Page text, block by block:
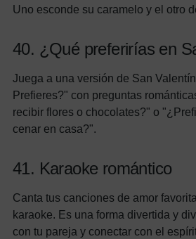
Uno esconde su caramelo y el otro
40. ¿Qué preferirías en
Juega a una versión de San
Prefieres?" con preguntas
recibir flores o chocolates?" o
cenar en casa?".
41. Karaoke romántico
Canta tus canciones de amor
karaoke. Es una forma divertida y
con tu pareja y conectar con el